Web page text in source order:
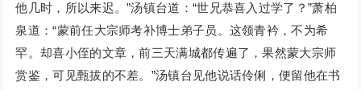
他几时，所以来迟。”汤镇台道：“世兄恭喜入过学了？”萧柏
泉道：“蒙前任大宗师考补博士弟子员。这领青衿，不为希
罕。却喜小侄的文章，前三天满城都传遍了，果然蒙大宗师
赏鉴，可见甄拔的不差。”汤镇台见他说话伶俐，便留他在书